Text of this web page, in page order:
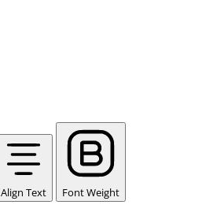
Align Text Font Weight